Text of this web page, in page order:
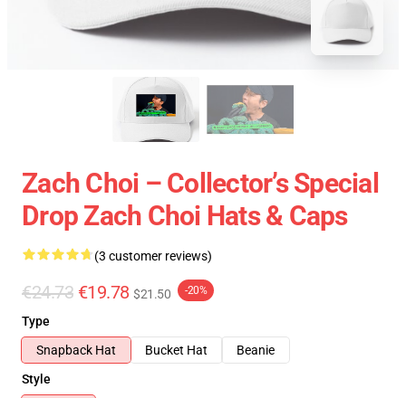
Zach Choi – Collector’s Special
Drop Zach Choi Hats & Caps
(3 customer reviews)
€24.73 €19.78 $21.50 -20%
Type
Snapback Hat
Bucket Hat
Beanie
Style